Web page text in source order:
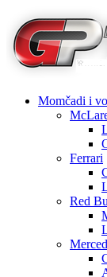
Momčadi i
Ferrari
Red